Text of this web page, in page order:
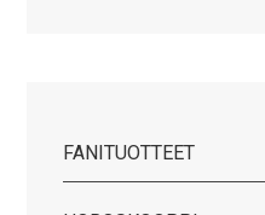
FANITUOTTEET